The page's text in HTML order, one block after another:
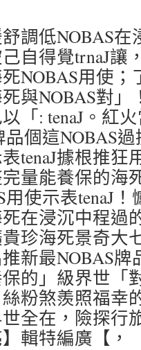
調低NOBAS
自得覺trnaJ讓
NOBAS用使
與NOBAS對
「: tenaJ。紅
品個這NOBAS
tenaJ據根推
量能養保的海
用使示表tenaJ
在浸沉中程過
珍海死景奇大
新最NOBAS
的」級界世「
粉煞羨照福幸
全在，險探行
輯特編廣【，